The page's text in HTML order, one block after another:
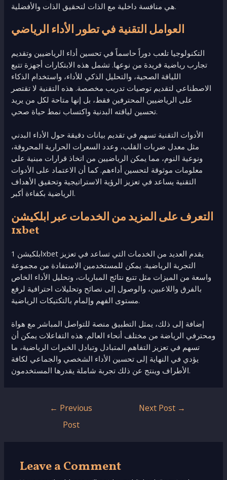
هي منافسة داخلية مع الذات لتحقيق الذات والأفضلية.
العوامل التقنية في تطور الأداء الرياضي
التكنولوجيا تلعب دوراً حاسماً في تحسين أداء الرياضيين وتقديم
تجارب رياضية فريدة من نوعها. تشمل هذه الابتكارات أجهزة تتبع
اللياقة الصحية، والتحليل الذكي للأداء، واستخدام الذكاء
الاصطناعي لتقديم توصيات تدريب مخصصة. هذه التقنية لا تقتصر
على الرياضيين المحترفين فقط، بل إنها متاحة لكل من يريد
تحسين لياقته البدنية واكتساب نمط حياة صحي.
الأدوات التقنية تسهم في تقديم بيانات دقيقة حول الأداء البدني
مثل معدل ضربات القلب، وعدد السعرات الحرارية المحروقة،
ونوعية النوم، مما يمكن الرياضيين من اتخاذ قرارات مبنية على
معلومات موثوقة لتحسين أداءهم. كما أن الاعتماد على الأدوات
التقنية يساعد في تعزيز الرؤية الاستراتيجية وتحقيق الأهداف
الرياضية بكفاءة أكبر.
التعرف على المزيد من الخدمات عبر ابلكيشن
1xbet
ابلكيشن 1xbet يقدم العديد من الخدمات التي تساعد في تعزيز
التجربة الرياضية. يمكن للمستخدمين الاستفادة من مجموعة
واسعة من الميزات مثل تتبع نتائج المباريات، وتحليل الأداء الخاص
بالفرق واللاعبين، والوصول إلى نصائح وتحليلات احترافية لرفع
مستوى الفهم وإلمام بالتكتيكات الرياضية.
إضافة إلى ذلك، يمثل التطبيق منصة للتواصل المباشر مع هواة
ومحترفي الرياضة من مختلف أنحاء العالم. هذه التفاعلات يمكن أن
تسهم في تعزيز التفاهم المتبادل وتبادل الخبرات الرياضية، ما
يؤدي في النهاية إلى تحسين الأداء الشخصي والجماعي لكافة
الأطراف وينتج عن ذلك تجربة شاملة يقدرها المستخدمون.
← Previous
Post
Next Post →
Leave a Comment